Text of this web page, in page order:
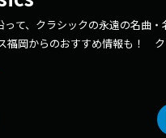
って、クラシックの永遠の名曲
福岡からのおすすめ情報も！
、日曜日の朝を優雅に飾ります。